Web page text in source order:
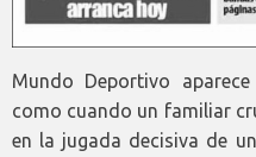
Mundo Deportivo
como cuando un familiar
en la jugada decisiva de